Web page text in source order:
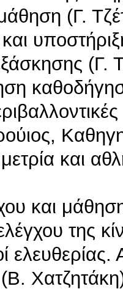
(Γ.
(Γ.
και
και
της